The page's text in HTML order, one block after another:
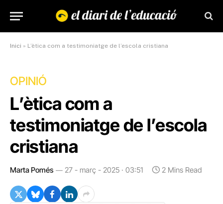
Inici » L’ètica com a testimoniatge de l’escola cristiana
OPINIÓ
L’ètica com a
testimoniatge de l’escola
cristiana
Marta Pomés 27 - març - 2025 · 03:51 2 Mins Read